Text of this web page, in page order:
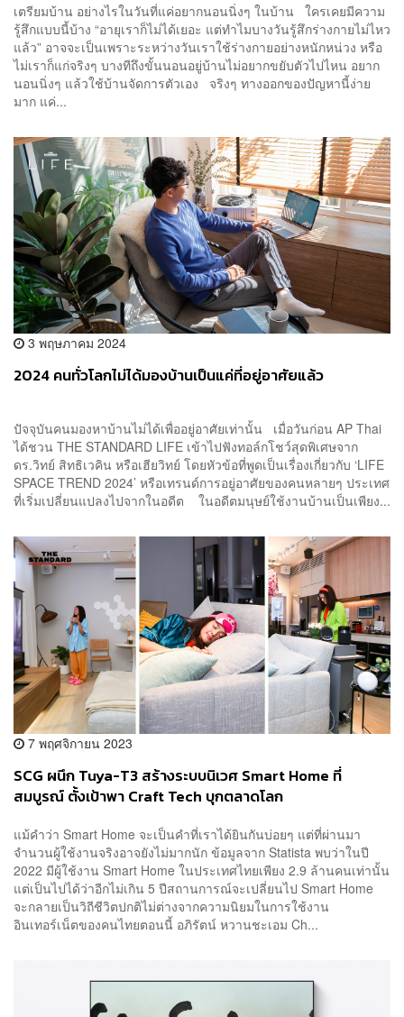
เตรียมบ้าน อย่างไรในวันที่แค่อยากนอนนิ่งๆ ในบ้าน ใครเคยมีความ
รู้สึกแบบนี้บ้าง “อายุเราก็ไม่ได้เยอะ แต่ทำไมบางวันรู้สึกร่างกายไม่ไหว
แล้ว” อาจจะเป็นเพราะระหว่างวันเราใช้ร่างกายอย่างหนักหน่วง หรือ
ไม่เราก็แก่จริงๆ บางทีถึงขั้นนอนอยู่บ้านไม่อยากขยับตัวไปไหน อยาก
นอนนิ่งๆ แล้วใช้บ้านจัดการตัวเอง จริงๆ ทางออกของปัญหานี้ง่าย
มาก แค่...
3 พฤษภาคม 2024
2024 คนทั่วโลกไม่ได้มองบ้านเป็นแค่ที่อยู่อาศัยแล้ว
ปัจจุบันคนมองหาบ้านไม่ได้เพื่ออยู่อาศัยเท่านั้น เมื่อวันก่อน AP Thai
ได้ชวน THE STANDARD LIFE เข้าไปฟังทอล์กโชว์สุดพิเศษจาก
ดร.วิทย์ สิทธิเวคิน หรือเฮียวิทย์ โดยหัวข้อที่พูดเป็นเรื่องเกี่ยวกับ ‘LIFE
SPACE TREND 2024’ หรือเทรนด์การอยู่อาศัยของคนหลายๆ ประเทศ
ที่เริ่มเปลี่ยนแปลงไปจากในอดีต ในอดีตมนุษย์ใช้งานบ้านเป็นเพียง...
7 พฤศจิกายน 2023
SCG ผนึก Tuya-T3 สร้างระบบนิเวศ Smart Home​ ที่
สมบูรณ์ ตั้งเป้าพา Craft Tech บุกตลาดโลก
แม้คำว่า Smart Home จะเป็นคำที่เราได้ยินกันบ่อยๆ แต่ที่ผ่านมา
จำนวนผู้ใช้งานจริงอาจยังไม่มากนัก ข้อมูลจาก Statista พบว่าในปี
2022 มีผู้ใช้งาน Smart Home ในประเทศไทยเพียง 2.9 ล้านคนเท่านั้น
แต่เป็นไปได้ว่าอีกไม่เกิน 5 ปีสถานการณ์จะเปลี่ยนไป Smart Home
จะกลายเป็นวิถีชีวิตปกติไม่ต่างจากความนิยมในการใช้งาน
อินเทอร์เน็ตของคนไทยตอนนี้ อภิรัตน์ หวานชะเอม Ch...